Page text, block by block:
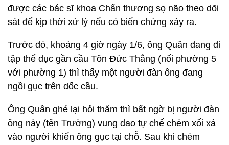
được các bác sĩ khoa Chấn thương sọ não theo dõi
sát để kịp thời xử lý nếu có biến chứng xảy ra.
Trước đó, khoảng 4 giờ ngày 1/6, ông Quân đang đi
tập thể dục gần cầu Tôn Đức Thắng (nối phường 5
với phường 1) thì thấy một người đàn ông đang
ngồi gục trên dốc cầu.
Ông Quân ghé lại hỏi thăm thì bất ngờ bị người đàn
ông này (tên Trường) vung dao tự chế chém xối xả
vào người khiến ông gục tại chỗ. Sau khi chém